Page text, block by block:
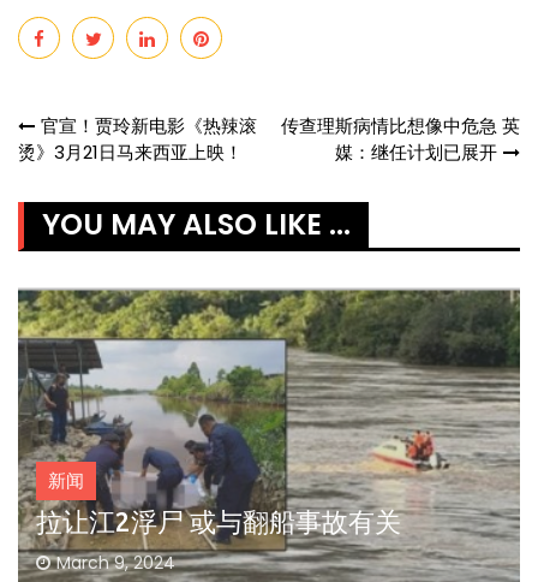
Post
navigation
官宣！贾玲新电影《热辣滚
烫》3月21日马来西亚上映！
传查理斯病情比想像中危急 英
媒：继任计划已展开
YOU MAY ALSO LIKE ...
新闻
拉让江2浮尸 或与翻船事故有关
March 9, 2024